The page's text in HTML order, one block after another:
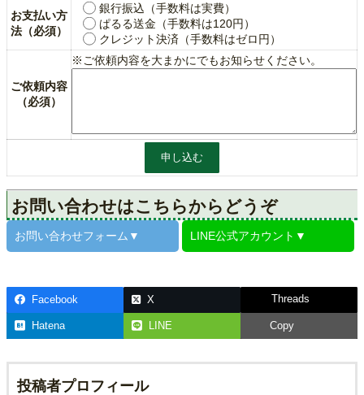
お支払い方
法（必須）
銀行振込（手数料は実費）
ぱるる送金（手数料は120円）
クレジット決済（手数料はゼロ円）
ご依頼内容
（必須）
※ご依頼内容を大まかにでもお知らせください。
お問い合わせはこちらからどうぞ
お問い合わせフォーム▼ LINE公式アカウント▼
Facebook X Threads
Hatena LINE Copy
投稿者プロフィール